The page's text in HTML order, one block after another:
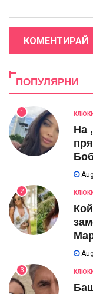
КОМЕНТИРАЙ
ПОПУЛЯРНИ
1 КЛЮКИ
На
2 КЛЮКИ
3 КЛЮКИ